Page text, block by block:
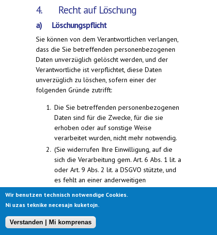
4. Recht auf Löschung
a) Löschungspflicht
Sie können von dem Verantwortlichen verlangen,
dass die Sie betreffenden personenbezogenen
Daten unverzüglich gelöscht werden, und der
Verantwortliche ist verpflichtet, diese Daten
unverzüglich zu löschen, sofern einer der
folgenden Gründe zutrifft:
Die Sie betreffenden personenbezogenen
Daten sind für die Zwecke, für die sie
erhoben oder auf sonstige Weise
verarbeitet wurden, nicht mehr notwendig.
(Sie widerrufen Ihre Einwilligung, auf die
sich die Verarbeitung gem. Art. 6 Abs. 1 lit. a
oder Art. 9 Abs. 2 lit. a DSGVO stützte, und
es fehlt an einer anderweitigen
Sie legen gem. Art. 21 Abs. 1 DSGVO
und es liegen keine vorrangigen
Wir benutzen technisch notwendige Cookies.
Ni uzas teknike necesajn kuketojn.
Verstanden | Mi komprenas